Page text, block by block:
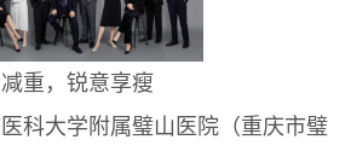
重 ， 锐意享瘦
科大学附属璧山医院（重庆市璧